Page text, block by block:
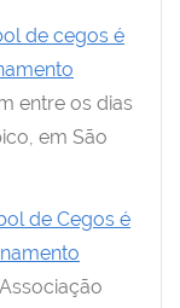
de cegos é
entre os dias
em São
de Cegos é